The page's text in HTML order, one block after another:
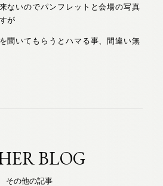
ないのでパンフレットと会場の写真
が
聞いてもらうとハマる事、間違い無
BLOG
その他の記事